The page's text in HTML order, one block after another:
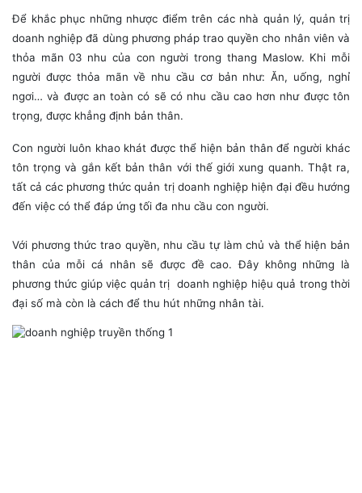
Để khắc phục những nhược điểm trên các nhà quản lý, quản trị
doanh nghiệp đã dùng phương pháp trao quyền cho nhân viên và
thỏa mãn 03 nhu của con người trong thang Maslow. Khi mỗi
người được thỏa mãn về nhu cầu cơ bản như: Ăn, uống, nghỉ
ngơi… và được an toàn có sẽ có nhu cầu cao hơn như được tôn
trọng, được khẳng định bản thân.
Con người luôn khao khát được thể hiện bản thân để người khác
tôn trọng và gắn kết bản thân với thế giới xung quanh. Thật ra,
tất cả các phương thức quản trị doanh nghiệp hiện đại đều hướng
đến việc có thể đáp ứng tối đa nhu cầu con người.
Với phương thức trao quyền, nhu cầu tự làm chủ và thể hiện bản
thân của mỗi cá nhân sẽ được đề cao. Đây không những là
phương thức giúp việc quản trị doanh nghiệp hiệu quả trong thời
đại số mà còn là cách để thu hút những nhân tài.